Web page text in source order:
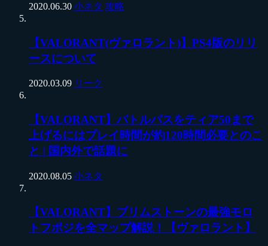
2020.06.30 小ネタ 攻略
【VALORANT(ヴァロラント)】PS4版のリリ
ースについて
2020.03.09 リーク
【VALORANT】バトルパスをティア50まで
上げるにはプレイ時間が約120時間必要とのこ
と | 国内外で話題に
2020.08.05 小ネタ
【VALORANT】ブリムストーンの最強モロ
トフポジを全マップ解説！【ヴァロラント】